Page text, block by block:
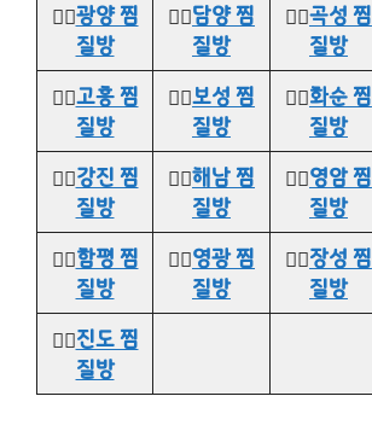
👉🏻광양 찜
질방
👉🏻담양 찜
질방
👉🏻곡성 찜
질방
👉🏻고흥 찜
질방
👉🏻보성 찜
질방
👉🏻화순 찜
질방
👉🏻강진 찜
질방
👉🏻해남 찜
질방
👉🏻영암 찜
질방
👉🏻함평 찜
질방
👉🏻영광 찜
질방
👉🏻장성 찜
질방
👉🏻진도 찜
질방